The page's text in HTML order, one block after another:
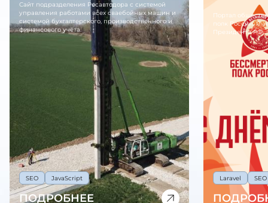
Сайт подразделения Росавтодора с системой
управления работами всех сваебойных машин и
системой бухгалтерского, производственного и
финансового учёта.
SEO JavaScript
ПОДРОБНЕЕ
Портал
полк России.
Президента РФ.
Laravel SEO